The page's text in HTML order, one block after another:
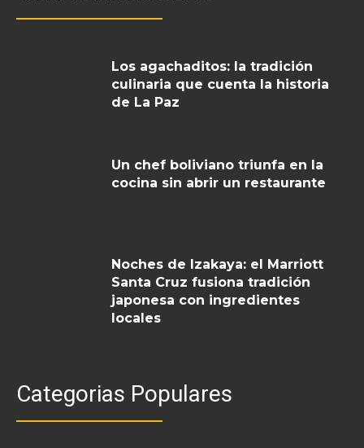
Los agachaditos: la tradición
culinaria que cuenta la historia
de La Paz
Un chef boliviano triunfa en la
cocina sin abrir un restaurante
Noches de Izakaya: el Marriott
Santa Cruz fusiona tradición
japonesa con ingredientes
locales
Categorias Populares